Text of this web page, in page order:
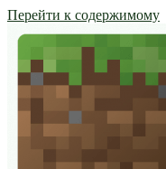
Перейти к содержимому